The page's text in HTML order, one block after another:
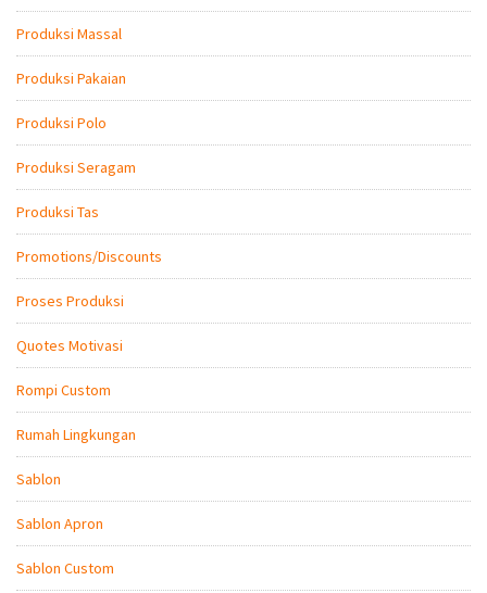
Produksi Massal
Produksi Pakaian
Produksi Polo
Produksi Seragam
Produksi Tas
Promotions/Discounts
Proses Produksi
Quotes Motivasi
Rompi Custom
Rumah Lingkungan
Sablon
Sablon Apron
Sablon Custom